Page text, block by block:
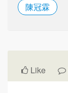
陳冠霖
Like